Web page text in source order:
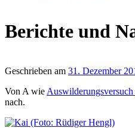
Berichte und
Geschrieben am 31. Dezember
Von A wie Auswilderungsversuch
nach.